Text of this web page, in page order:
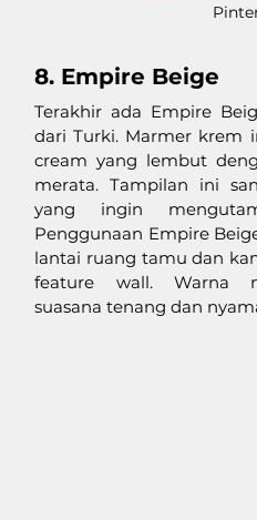
8. Empire Beige
Terakhir ada Empire
dari Turki. Marmer krem
cream yang lembut
merata. Tampilan ini
yang ingin
Penggunaan Empire
lantai ruang tamu dan
feature wall. Warna
suasana tenang dan